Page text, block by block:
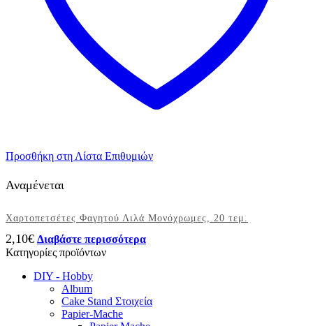
Προσθήκη στη Λίστα Επιθυμιών
Αναμένεται
Χαρτοπετσέτες Φαγητού Λιλά Μονόχρωμες, 20 τεμ.
2,10€ Διαβάστε περισσότερα
Κατηγορίες προϊόντων
DIY - Hobby
Album
Cake Stand Στοιχεία
Papier-Mache